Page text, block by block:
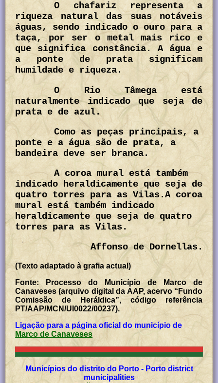
O chafariz representa a
riqueza natural das suas notáveis
águas, sendo indicado o ouro para a
taça, por ser o metal mais rico e
que significa constância. A água e
a ponte de prata significam
humildade e riqueza.
O Rio Tâmega está
naturalmente indicado que seja de
prata e de azul.
Como as peças principais, a
ponte e a água são de prata, a
bandeira deve ser branca.
A coroa mural está também
indicado heraldicamente que seja de
quatro torres para as Vilas.A coroa
mural está também indicado
heraldicamente que seja de quatro
torres para as Vilas.
Affonso de Dornellas.
(Texto adaptado à grafia actual)
Fonte: Processo do Município de Marco de
Canaveses (arquivo digital da AAP, acervo “Fundo
Comissão de Heráldica”, código referência
PT/AAP/MCN/UI0022/00237).
Ligação para a página oficial do município de
Marco de Canaveses
Municípios do distrito do Porto - Porto district
municipalities